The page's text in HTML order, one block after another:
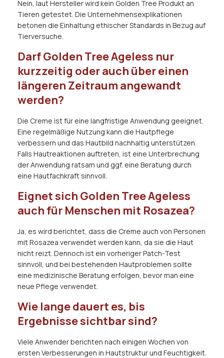
Nein, laut Hersteller wird kein Golden Tree Produkt an
Tieren getestet. Die Unternehmensexplikationen
betonen die Einhaltung ethischer Standards in Bezug auf
Tierversuche.
Darf Golden Tree Ageless nur
kurzzeitig oder auch über einen
längeren Zeitraum angewandt
werden?
Die Creme ist für eine langfristige Anwendung geeignet.
Eine regelmäßige Nutzung kann die Hautpflege
verbessern und das Hautbild nachhaltig unterstützen.
Falls Hautreaktionen auftreten, ist eine Unterbrechung
der Anwendung ratsam und ggf. eine Beratung durch
eine Hautfachkraft sinnvoll.
Eignet sich Golden Tree Ageless
auch für Menschen mit Rosazea?
Ja, es wird berichtet, dass die Creme auch von Personen
mit Rosazea verwendet werden kann, da sie die Haut
nicht reizt. Dennoch ist ein vorheriger Patch-Test
sinnvoll, und bei bestehenden Hautproblemen sollte
eine medizinische Beratung erfolgen, bevor man eine
neue Pflege verwendet.
Wie lange dauert es, bis
Ergebnisse sichtbar sind?
Viele Anwender berichten nach einigen Wochen von
ersten Verbesserungen in Hautstruktur und Feuchtigkeit.